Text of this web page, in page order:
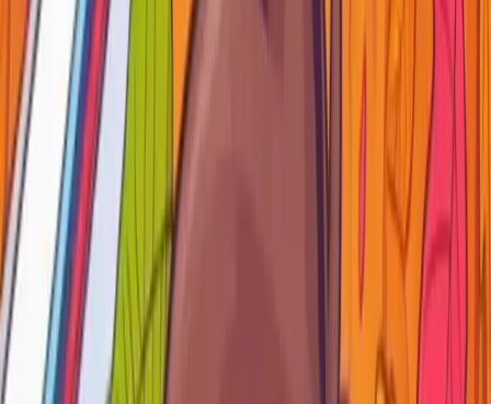
aplicación y mejorar la experiencia del usuario. Al agregar
botones y acciones personalizadas, puedes automatizar
tareas, mostrar alertas o enviar datos al servidor,
extendiendo así la funcionalidad predeterminada de
Oracle APEX.
Al crear nuestra IG tenemos que habilitar la opcion de
EDITAR que se encuentra en la seccion de atributos.